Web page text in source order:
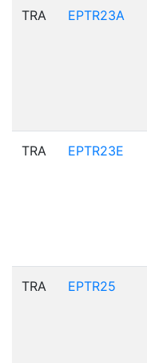
TRA EPTR23A
TRA EPTR23E
TRA EPTR25